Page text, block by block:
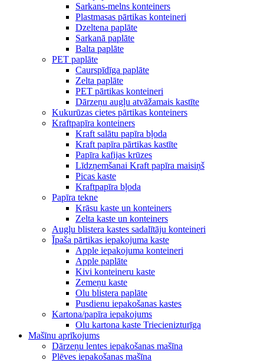
Sarkans-melns konteiners
Plastmasas pārtikas konteineri
Dzeltena paplāte
Sarkanā paplāte
Balta paplāte
PET paplāte
Caurspīdīga paplāte
Zelta paplāte
PET pārtikas konteineri
Dārzeņu augļu atvāžamais kastīte
Kukurūzas cietes pārtikas konteiners
Kraftpapīra konteiners
Kraft salātu papīra bļoda
Kraft papīra pārtikas kastīte
Papīra kafijas krūzes
Līdzņemšanai Kraft papīra maisiņš
Picas kaste
Kraftpapīra bļoda
Papīra tekne
Krāsu kaste un konteiners
Zelta kaste un konteiners
Augļu blistera kastes sadalītāju konteineri
Īpaša pārtikas iepakojuma kaste
Apple iepakojuma konteineri
Apple paplāte
Kivi konteineru kaste
Zemeņu kaste
Olu blistera paplāte
Pusdienu iepakošanas kastes
Kartona/papīra iepakojums
Olu kartona kaste Triecienizturīga
Mašīnu aprīkojums
Dārzeņu lentes iepakošanas mašīna
Plēves iepakošanas mašīna